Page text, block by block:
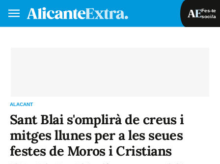
Fes-te
soci/a
ALACANT
Sant Blai s'omplirà de creus i
mitges llunes per a les seues
festes de Moros i Cristians